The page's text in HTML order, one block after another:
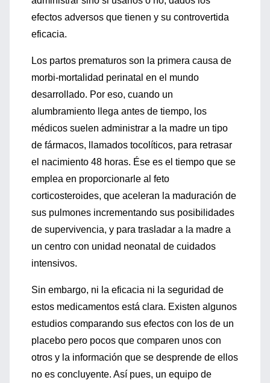
efectos adversos que tienen y su controvertida
eficacia.
Los partos prematuros son la primera causa de
morbi-mortalidad perinatal en el mundo
desarrollado. Por eso, cuando un
alumbramiento llega antes de tiempo, los
médicos suelen administrar a la madre un tipo
de fármacos, llamados tocolíticos, para retrasar
el nacimiento 48 horas. Ése es el tiempo que se
emplea en proporcionarle al feto
corticosteroides, que aceleran la maduración de
sus pulmones incrementando sus posibilidades
de supervivencia, y para trasladar a la madre a
un centro con unidad neonatal de cuidados
intensivos.
Sin embargo, ni la eficacia ni la seguridad de
estos medicamentos está clara. Existen algunos
estudios comparando sus efectos con los de un
placebo pero pocos que comparen unos con
otros y la información que se desprende de ellos
no es concluyente. Así pues, un equipo de